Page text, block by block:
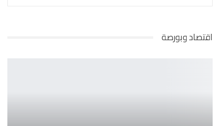
اقتصاد وبورصة